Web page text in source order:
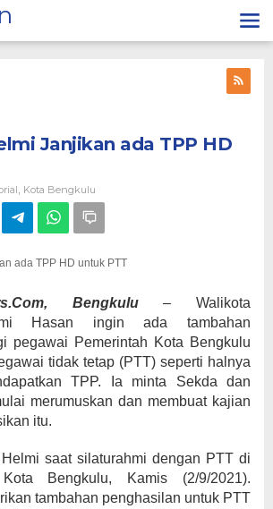
Janjikan ada TPP HD
Kota Bengkulu
ada TPP HD untuk PTT
Bengkulu– Walikota
Hasan ingin ada tambahan
pegawai Pemerintah Kota Bengkulu
tidak tetap (PTT) seperti halnya
TPP. Ia minta Sekda dan
merumuskan dan membuat kajian
itu.
Helmi saat silaturahmi dengan PTT di
Bengkulu, Kamis (2/9/2021).
tambahan penghasilan untuk PTT